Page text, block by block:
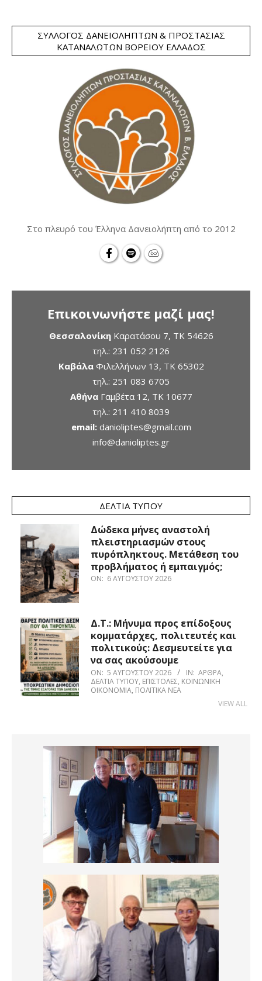
ΣΎΛΛΟΓΟΣ ΔΑΝΕΙΟΛΗΠΤΏΝ & ΠΡΟΣΤΑΣΊΑΣ
ΚΑΤΑΝΑΛΩΤΏΝ ΒΟΡΕΊΟΥ ΕΛΛΆΔΟΣ
Στο πλευρό του Έλληνα Δανειολήπτη από το 2012
Επικοινωνήστε μαζί μας!
ΘεσσαλονίκηΚαρατάσου 7, TK 54626
τηλ.: 231 052 2126
ΚαβάλαΦιλελλήνων 13, ΤΚ 65302
τηλ.: 251 083 6705
ΑθήναΓαμβέτα 12, ΤΚ 10677
τηλ.: 211 410 8039
email: danioliptes@gmail.com
info@danioliptes.gr
ΔΕΛΤΊΑ ΤΎΠΟΥ
Δώδεκα μήνες αναστολή
πλειστηριασμών στους
πυρόπληκτους. Μετάθεση του
προβλήματος ή εμπαιγμός;
ON: 6 ΑΥΓΟΎΣΤΟΥ 2026
Δ.Τ.: Μήνυμα προς επίδοξους
κομματάρχες, πολιτευτές και
πολιτικούς: Δεσμευτείτε για
να σας ακούσουμε
ON: 5 ΑΥΓΟΎΣΤΟΥ 2026 IN: ΆΡΘΡΑ,
ΔΕΛΤΊΑ ΤΎΠΟΥ, ΕΠΙΣΤΟΛΈΣ, ΚΟΙΝΩΝΙΚΉ
ΟΙΚΟΝΟΜΊΑ, ΠΟΛΙΤΙΚΆ ΝΈΑ
VIEW ALL